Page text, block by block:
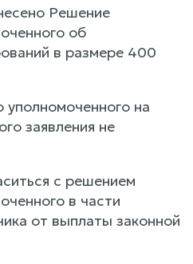
Решение
об
в размере 400
на
заявления не
с решением
в части
от выплаты законной